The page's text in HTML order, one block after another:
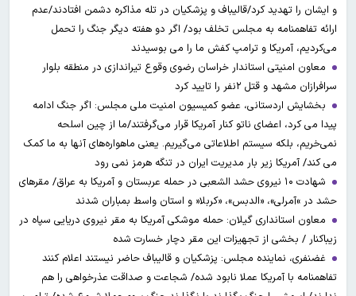
و ایشان را تهدید کرد/قالیباف و پزشکیان در تله مذاکره دشمن افتادند/عدم
ارائه تفاهمنامه به مجلس تخلف بود/ اگر دو هفته دیگر جنگ را تحمل
می‌کردیم، آمریکا و ترامپ کفش ما را می بوسیدند
معاون امنیتی استاندار خراسان رضوی وقوع تیراندازی در منطقه بلوار
سرافرازان مشهد و قتل ۲نفر را تایید کرد
بخشایش اردستانی، عضو کمیسیون امنیت ملی مجلس: اگر جنگ ادامه
پیدا می کرد، اعضای ناتو کنار آمریکا قرار می‌گرفتند/ما از چین اسلحه
نمی‌خریم، بلکه سیستم اطلاعاتی می‌گیریم. یعنی ماهواره‌های آنها به ما کمک
می کند/ آمریکا زیر بار مدیریت ایران در تنگه هرمز نمی رود
شهادت ۱۰ نیروی حشد الشعبی در حمله عربستان و آمریکا به عراق/ مقرهای
حشد در »آمرلی»، «الدبس»، «کربلا« و استان واسط بمباران شدند
معاون استانداری گیلان: حمله موشکی آمریکا به مقر نیروی دریایی سپاه در
زیباکنار / بخشی از تجهیزات این مقر دچار خسارت شده
غضنفری، نماینده مجلس: پزشکیان و قالیباف حاضر نیستند اعلام کنند
تفاهمنامه با آمریکا عملا نابود شده/ شجاعت و صداقت عذرخواهی را هم